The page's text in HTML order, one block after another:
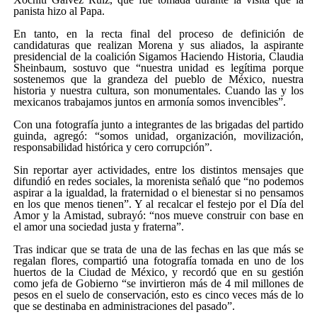
panista hizo al Papa.
En tanto, en la recta final del proceso de definición de
candidaturas que realizan Morena y sus aliados, la aspirante
presidencial de la coalición Sigamos Haciendo Historia, Claudia
Sheinbaum, sostuvo que
nuestra unidad es legítima porque
sostenemos que la grandeza del pueblo de México, nuestra
historia y nuestra cultura, son monumentales. Cuando las y los
mexicanos trabajamos juntos en armonía somos invencibles .
Con una fotografía junto a integrantes de las brigadas del partido
guinda, agregó:
somos unidad, organización, movilización,
responsabilidad histórica y cero corrupción .
Sin reportar ayer actividades, entre los distintos mensajes que
difundió en redes sociales, la morenista señaló que no podemos
aspirar a la igualdad, la fraternidad o el bienestar si no pensamos
en los que menos tienen . Y al recalcar el festejo por el Día del
Amor y la Amistad, subrayó:
nos mueve construir con base en
el amor una sociedad justa y fraterna .
Tras indicar que se trata de una de las fechas en las que más se
regalan flores, compartió una fotografía tomada en uno de los
huertos de la Ciudad de México, y recordó que en su gestión
como jefa de Gobierno se invirtieron más de 4 mil millones de
pesos en el suelo de conservación, esto es cinco veces más de lo
que se destinaba en administraciones del pasado .